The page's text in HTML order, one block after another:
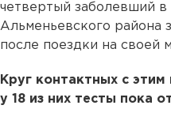
четвертый заболевший в
Альменьевского района
после поездки на своей
Круг контактных с
у 18 из них тесты пока